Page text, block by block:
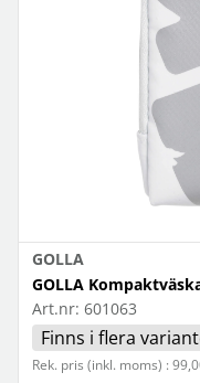
GOLLA
GOLLA
Art.nr: 601063
Finns i flera
Rek. pris (inkl. moms) :